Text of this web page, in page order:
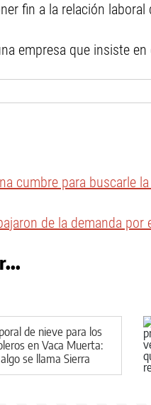
fin a la relación
empresa que insiste
cumbre para buscarle
de la demanda por
de nieve para los
en Vaca Muerta:
se llama Sierra